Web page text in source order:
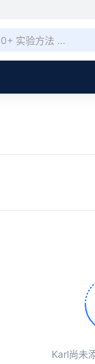
Karl尚未